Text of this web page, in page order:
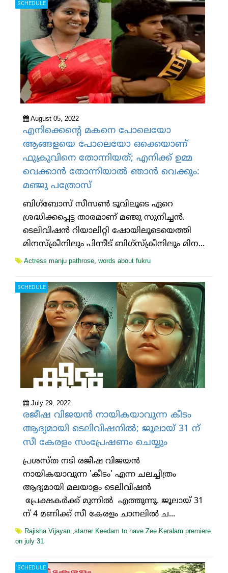
SCHEDULE
August 05, 2022
എനിക്കെന്റെ മകനെ പോലെയോ
ആങ്ങളയെ പോലെയോ ഒക്കെയാണ്
ഫുക്രുവിനെ തോന്നിയത്; എനിക്ക് ഉമ്മ
വെക്കാൻ തോന്നിയാൽ ഞാൻ വെക്കും:
മഞ്ജു പത്രോസ്
ബിഗ്ബോസ് സീസണ്‍ ടൂവിലൂടെ ഏറെ
ശ്രദ്ധിക്കപ്പെട്ട താരമാണ് മഞ്ജു സുനിച്ചന്‍.
ടെലിവിഷന്‍ റിയാലിറ്റി ഷോയിലൂടെയെത്തി
മിനസ്‌ക്രീനിലും പിന്നീട് ബിഗ്സ്‌ക്രീനിലും മിന...
Actress manju pathrose, words about fukru
SCHEDULE
July 29, 2022
രജീഷ വിജയൻ നായികയാവുന്ന കീടം
ആദ്യമായി ടെലിവിഷനിൽ; ജൂലായ് 31 ന്
സീ കേരളം സംപ്രേഷണം ചെയ്യും
പ്രശസ്ത നടി രജീഷ വിജയൻ
നായികയാവുന്ന 'കീടം' എന്ന ചലച്ചിത്രം
ആദ്യമായി മലയാളം ടെലിവിഷൻ
പ്രേക്ഷകർക്ക് മുന്നിൽ എത്തുന്നു. ജൂലായ് 31
ന് 4 മണിക്ക് സീ കേരളം ചാനലിൽ ച...
Rajisha Vijayan starrer Keedam to have Zee Keralam premiere
on july 31
SCHEDULE